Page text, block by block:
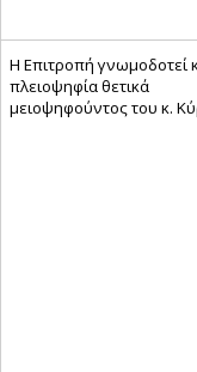
Η Επιτροπή γνωμοδοτεί
πλειοψηφία θετικά
μειοψηφούντος του κ.